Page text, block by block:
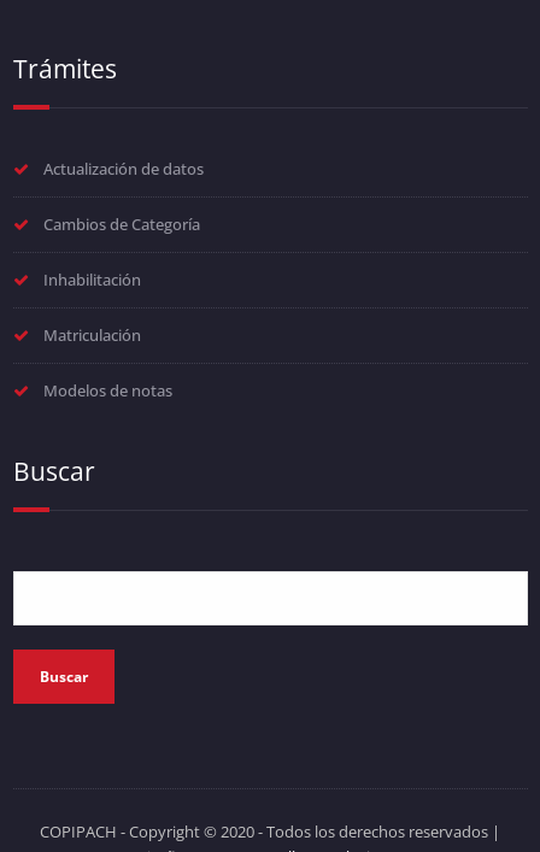
Trámites
Actualización de datos
Cambios de Categoría
Inhabilitación
Matriculación
Modelos de notas
Buscar
Buscar
COPIPACH - Copyright © 2020 - Todos los derechos reservados |